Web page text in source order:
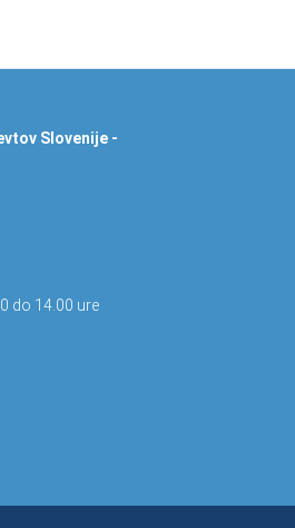
Slovenije -
do 14.00 ure